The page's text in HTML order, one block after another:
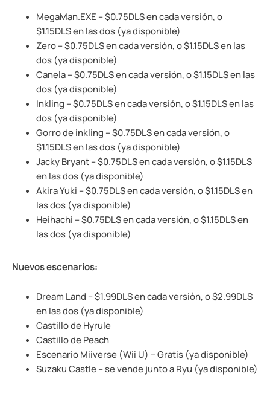
MegaMan.EXE – $0.75DLS en cada versión, o
$1.15DLS en las dos (ya disponible)
Zero – $0.75DLS en cada versión, o $1.15DLS en las
dos (ya disponible)
Canela – $0.75DLS en cada versión, o $1.15DLS en las
dos (ya disponible)
Inkling – $0.75DLS en cada versión, o $1.15DLS en las
dos (ya disponible)
Gorro de inkling – $0.75DLS en cada versión, o
$1.15DLS en las dos (ya disponible)
Jacky Bryant – $0.75DLS en cada versión, o $1.15DLS
en las dos (ya disponible)
Akira Yuki – $0.75DLS en cada versión, o $1.15DLS en
las dos (ya disponible)
Heihachi – $0.75DLS en cada versión, o $1.15DLS en
las dos (ya disponible)
Nuevos escenarios:
Dream Land – $1.99DLS en cada versión, o $2.99DLS
en las dos (ya disponible)
Castillo de Hyrule
Castillo de Peach
Escenario Miiverse (Wii U) – Gratis (ya disponible)
Suzaku Castle – se vende junto a Ryu (ya disponible)